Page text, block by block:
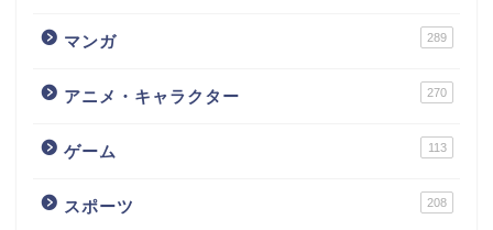
マンガ 289
アニメ・キャラクター 270
ゲーム 113
スポーツ 208